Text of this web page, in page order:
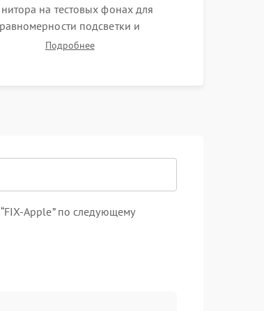
на тестовых фонах для
подсветки и
искажений. Проверка
Подробнее
Apple” по следующему